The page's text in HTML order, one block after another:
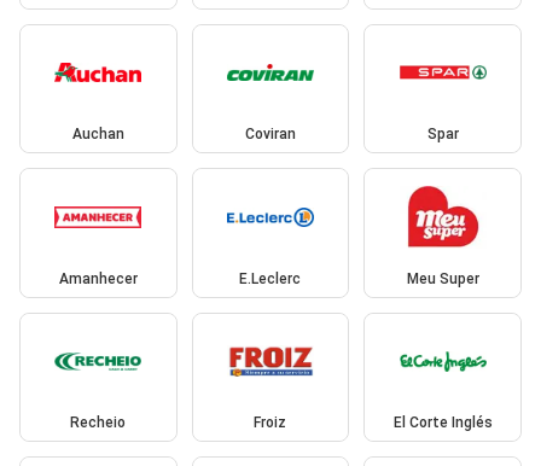
Auchan Coviran Spar
Amanhecer E.Leclerc Meu Super
Recheio Froiz El Corte Inglés